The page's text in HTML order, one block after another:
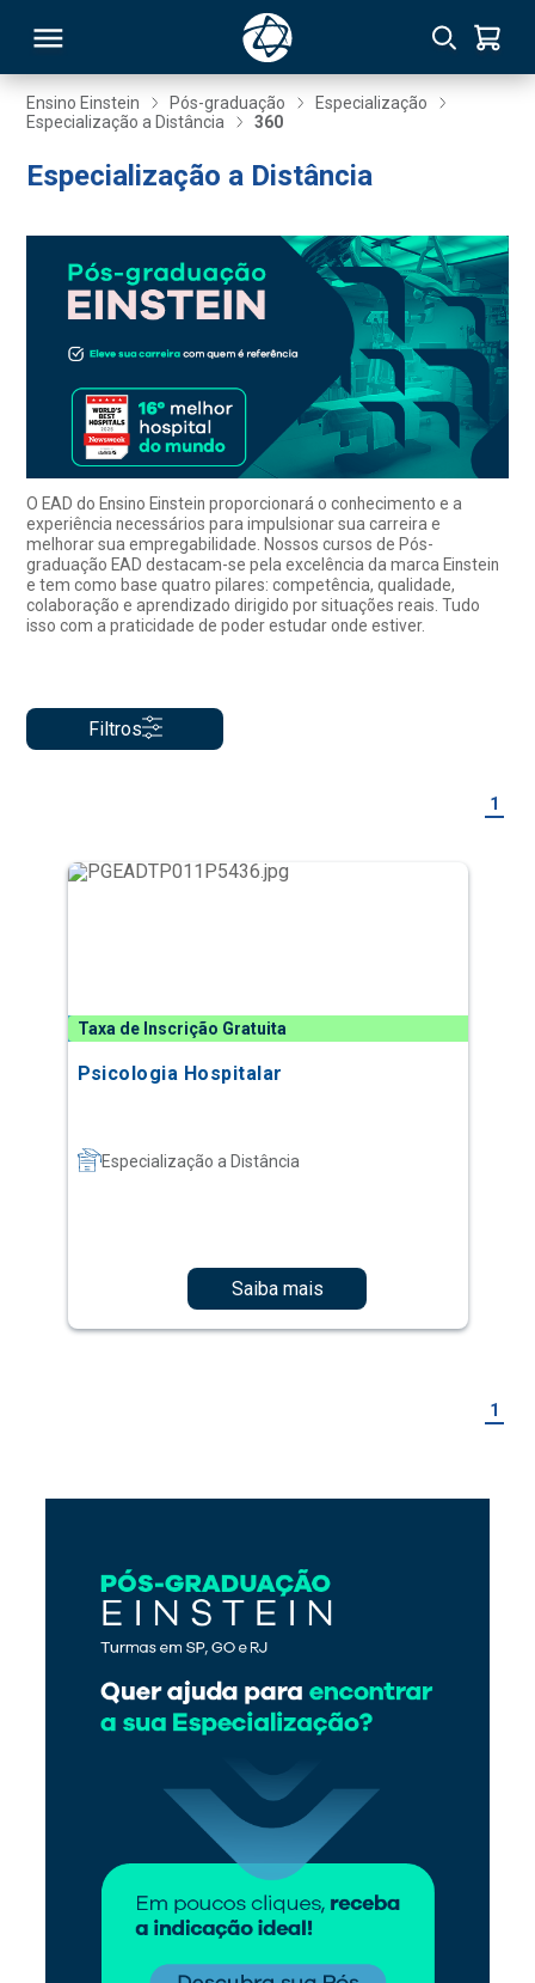
Ensino Einstein Pós-graduação
Especialização
Especialização a Distância
360
Especialização a Distância
O EAD do Ensino Einstein proporcionará o conhecimento e a
experiência necessários para impulsionar sua carreira e
melhorar sua empregabilidade. Nossos cursos de Pós-
graduação EAD destacam-se pela excelência da marca Einstein
e tem como base quatro pilares: competência, qualidade,
colaboração e aprendizado dirigido por situações reais. Tudo
isso com a praticidade de poder estudar onde estiver.
Filtros
1
Taxa de Inscrição Gratuita
Psicologia Hospitalar
Especialização a Distância
Saiba mais
1